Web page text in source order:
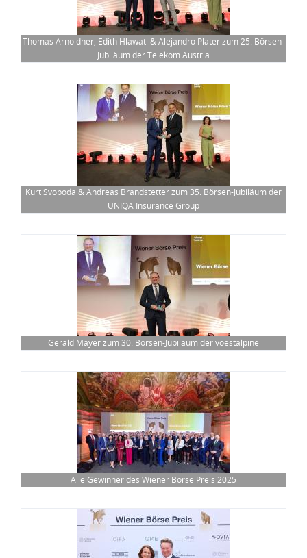
Thomas Arnoldner, Edith Hlawati & Alejandro Plater zum 25. Börsen-
Jubiläum der Telekom Austria
Kurt Svoboda & Andreas Brandstetter zum 35. Börsen-Jubiläum der
UNIQA Insurance Group
Gerald Mayer zum 30. Börsen-Jubiläum der voestalpine
Alle Gewinner des Wiener Börse Preis 2025